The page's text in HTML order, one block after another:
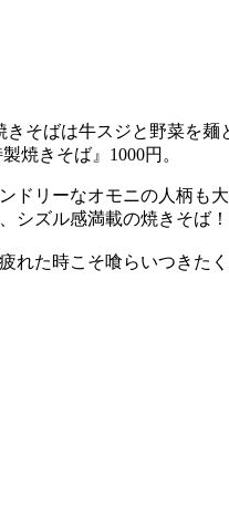
そばは牛スジと野菜を
焼きそば』1000円。
ドリーなオモニの人柄も
シズル感満載の焼きそば！
た時こそ喰らいつきた